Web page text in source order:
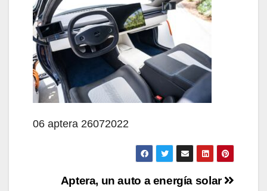
06 aptera 26072022
Navegación
Aptera, un auto a energía solar